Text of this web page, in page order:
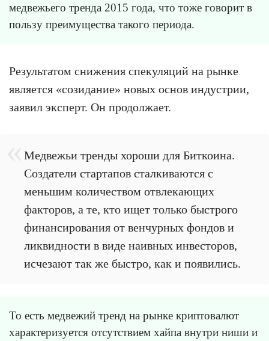
медвежьего тренда 2015 года, что тоже говорит в
пользу преимущества такого периода.
Результатом снижения спекуляций на рынке
является «созидание» новых основ индустрии,
заявил эксперт. Он продолжает.
Медвежьи тренды хороши для Биткоина.
Создатели стартапов сталкиваются с
меньшим количеством отвлекающих
факторов, а те, кто ищет только быстрого
финансирования от венчурных фондов и
ликвидности в виде наивных инвесторов,
исчезают так же быстро, как и появились.
То есть медвежий тренд на рынке криптовалют
характеризуется отсутствием хайпа внутри ниши и